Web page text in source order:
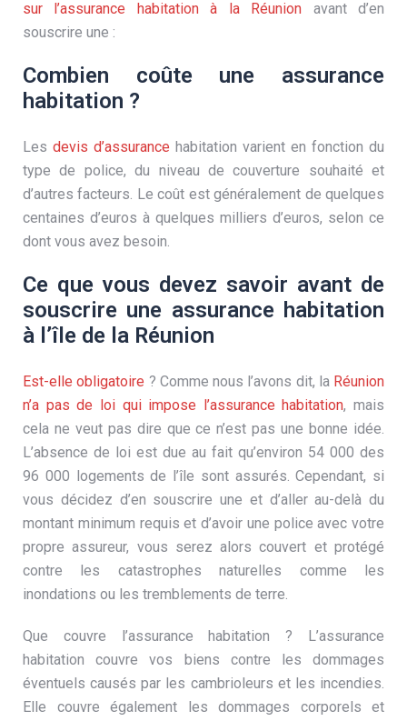
sur l’assurance habitation à la Réunion avant d’en
souscrire une :
Combien coûte une assurance
habitation ?
Les devis d’assurance habitation varient en fonction du
type de police, du niveau de couverture souhaité et
d’autres facteurs. Le coût est généralement de quelques
centaines d’euros à quelques milliers d’euros, selon ce
dont vous avez besoin.
Ce que vous devez savoir avant de
souscrire une assurance habitation
à l’île de la Réunion
Est-elle obligatoire ? Comme nous l’avons dit, la Réunion
n’a pas de loi qui impose l’assurance habitation, mais
cela ne veut pas dire que ce n’est pas une bonne idée.
L’absence de loi est due au fait qu’environ 54 000 des
96 000 logements de l’île sont assurés. Cependant, si
vous décidez d’en souscrire une et d’aller au-delà du
montant minimum requis et d’avoir une police avec votre
propre assureur, vous serez alors couvert et protégé
contre les catastrophes naturelles comme les
inondations ou les tremblements de terre.
Que couvre l’assurance habitation ? L’assurance
habitation couvre vos biens contre les dommages
éventuels causés par les cambrioleurs et les incendies.
Elle couvre également les dommages corporels et